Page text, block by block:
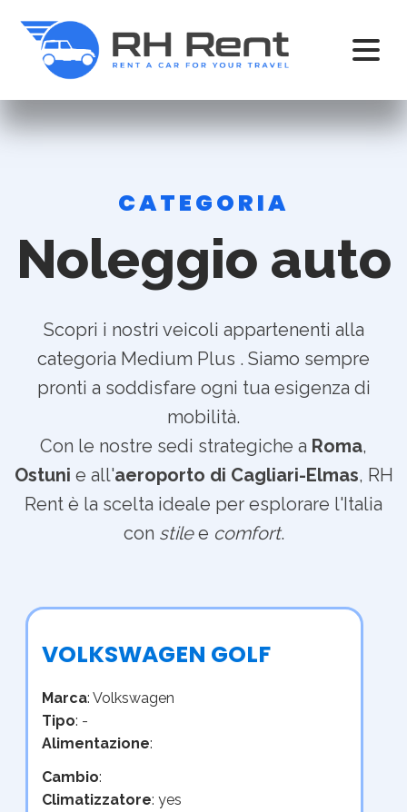
CATEGORIA
Noleggio auto
Scopri i nostri veicoli appartenenti alla
categoria Medium Plus . Siamo sempre
pronti a soddisfare ogni tua esigenza di
mobilità.
Con le nostre sedi strategiche a Roma,
Ostuni e all'aeroporto di Cagliari-Elmas, RH
Rent è la scelta ideale per esplorare l'Italia
con stilee comfort.
VOLKSWAGEN GOLF
Marca: Volkswagen
Tipo: -
Alimentazione:
Cambio:
Climatizzatore: yes